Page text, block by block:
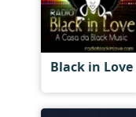
Black in Love